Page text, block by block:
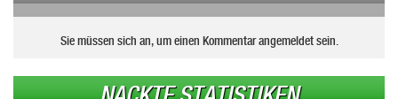
Sie müssen sich an, um einen Kommentar angemeldet sein.